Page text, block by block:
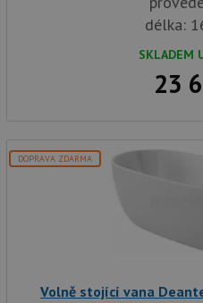
délka:
SKLADEM
23
DOPRAVA ZDARMA
Volně stojící vana